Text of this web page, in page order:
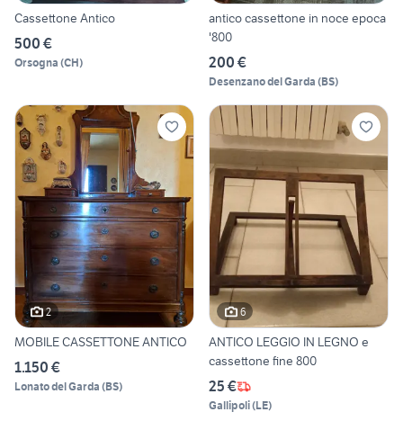
Cassettone Antico
500 €
Orsogna (CH)
antico cassettone in noce epoca
'800
200 €
Desenzano del Garda (BS)
2
MOBILE CASSETTONE ANTICO
1.150 €
Lonato del Garda (BS)
6
ANTICO LEGGIO IN LEGNO e
cassettone fine 800
25 €
Gallipoli(LE)